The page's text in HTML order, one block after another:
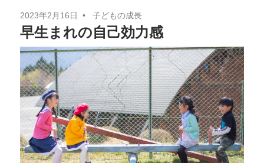
ッ
プ
2023年2月16日 子どもの成長
早生まれの自己効力感